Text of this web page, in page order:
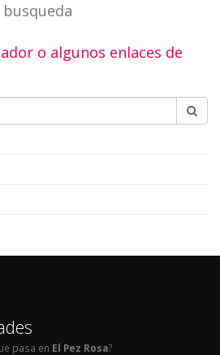
o algunos enlaces de
pasa en El Pez Rosa?